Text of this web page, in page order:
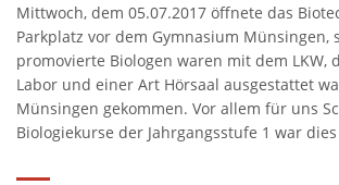
Mittwoch, dem 05.07.2017 öffnete das
Parkplatz vor dem Gymnasium Münsingen,
promovierte Biologen waren mit dem LKW,
Labor und einer Art Hörsaal ausgestattet
Münsingen gekommen. Vor allem für uns
Biologiekurse der Jahrgangsstufe 1 war